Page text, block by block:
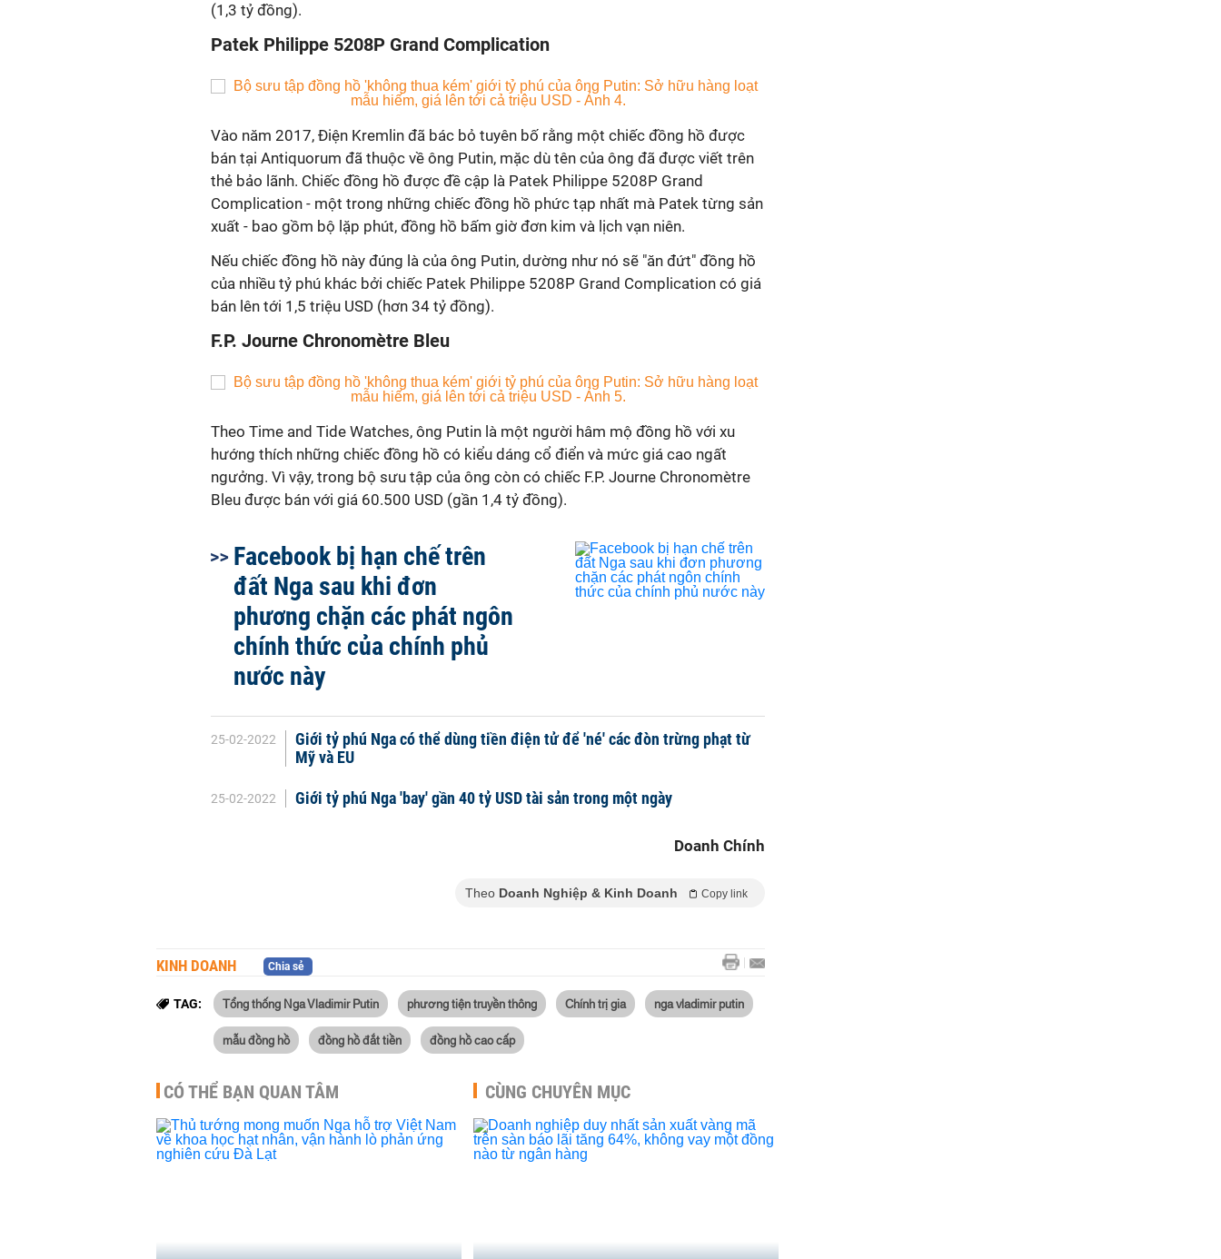
(1,3 tỷ đồng).
Patek Philippe 5208P Grand Complication
Vào năm 2017, Điện Kremlin đã bác bỏ tuyên bố rằng một chiếc đồng hồ được
bán tại Antiquorum đã thuộc về ông Putin, mặc dù tên của ông đã được viết trên
thẻ bảo lãnh. Chiếc đồng hồ được đề cập là Patek Philippe 5208P Grand
Complication - một trong những chiếc đồng hồ phức tạp nhất mà Patek từng sản
xuất - bao gồm bộ lặp phút, đồng hồ bấm giờ đơn kim và lịch vạn niên.
Nếu chiếc đồng hồ này đúng là của ông Putin, dường như nó sẽ "ăn đứt" đồng hồ
của nhiều tỷ phú khác bởi chiếc Patek Philippe 5208P Grand Complication có giá
bán lên tới 1,5 triệu USD (hơn 34 tỷ đồng).
F.P. Journe Chronomètre Bleu
Theo Time and Tide Watches, ông Putin là một người hâm mộ đồng hồ với xu
hướng thích những chiếc đồng hồ có kiểu dáng cổ điển và mức giá cao ngất
ngưởng. Vì vậy, trong bộ sưu tập của ông còn có chiếc F.P. Journe Chronomètre
Bleu được bán với giá 60.500 USD (gần 1,4 tỷ đồng).
Facebook bị hạn chế trên
đất Nga sau khi đơn
phương chặn các phát ngôn
chính thức của chính phủ
nước này
25-02-2022
Giới tỷ phú Nga có thể dùng tiền điện tử để 'né' các đòn trừng phạt từ
Mỹ và EU
25-02-2022 Giới tỷ phú Nga 'bay' gần 40 tỷ USD tài sản trong một ngày
Doanh Chính
Theo Doanh Nghiệp & Kinh Doanh Copy link
KINH DOANH Chia sẻ
TAG: Tổng thống Nga Vladimir Putin phương tiện truyền thông Chính trị gia nga vladimir putin
mẫu đồng hồ đồng hồ đắt tiền đồng hồ cao cấp
CÓ THỂ BẠN QUAN TÂM CÙNG CHUYÊN MỤC